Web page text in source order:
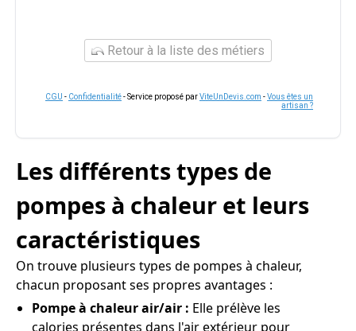
Retour à la liste des métiers
CGU - Confidentialité- Service proposé parViteUnDevis.com -Vous êtes un
artisan ?
Les différents types de
pompes à chaleur et leurs
caractéristiques
On trouve plusieurs types de pompes à chaleur,
chacun proposant ses propres avantages :
Pompe à chaleur air/air : Elle prélève les
calories présentes dans l'air extérieur pour